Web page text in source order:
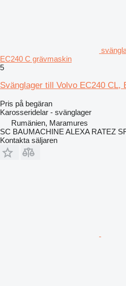
EC240 C grävmaskin
5
Svänglager till Volvo EC240 CL,
Pris på begäran
Karosseridelar - svänglager
Rumänien, Maramures
SC BAUMACHINE ALEXA RATEZ
Kontakta säljaren